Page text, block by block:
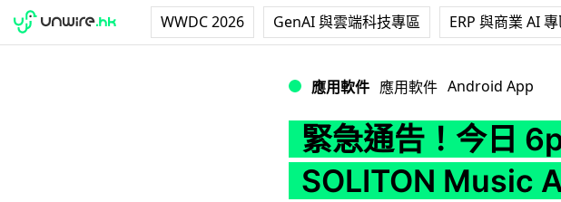
WWDC 2026 GenAI 與雲端科技專區 ERP 與商業 AI
應用軟件 應用軟件 Android App
緊急通告！今日
SOLITON Music